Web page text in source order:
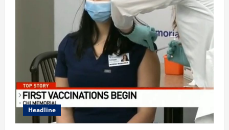
Satui
Terendam
Banjir
ROB.
Akses
Jalan
Tidak
Bisa
Dilewati
Headline